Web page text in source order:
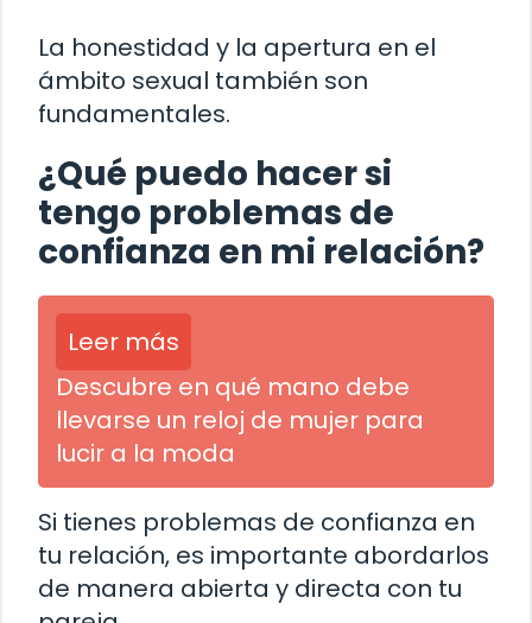
La honestidad y la apertura en el
ámbito sexual también son
fundamentales.
¿Qué puedo hacer si
tengo problemas de
confianza en mi relación?
Leer más
Descubre en qué mano debe
llevarse un reloj de mujer para
lucir a la moda
Si tienes problemas de confianza en
tu relación, es importante abordarlos
de manera abierta y directa con tu